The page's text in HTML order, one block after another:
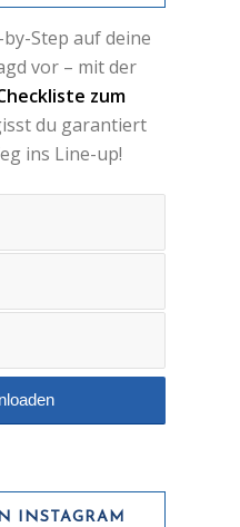
Step auf deine
vor – mit der
zum
du garantiert
ins Line-up!
INSTAGRAM